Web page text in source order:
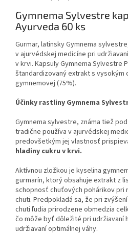
Gymnema Sylvestre
Ayurveda 60 ks
Gurmar, latinsky Gymnema
v ajurvédskej medicíne pri
v krvi. Kapsuly Gymnema Sylvestre
štandardizovaný extrakt s vysokým
gymnemovej (75%).
Účinky rastliny Gymnema
Gymnema sylvestre, známa tiež
tradične používa v ajurvédskej
predovšetkým jej vlastnosť
hladiny cukru v krvi.
Aktívnou zložkou je kyselina
gurmarín, ktorý obsahuje extrakt z
schopnosť chuťových pohárikov pri
chuti. Predpokladá sa, že pri
chuti ľudia prirodzene obmedzia
čo môže byť dôležité pri udržiavaní
udržiavaní optimálnej váhy.